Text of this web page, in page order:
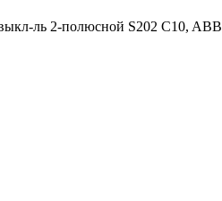
ль 2-полюсной S202 C10, ABB